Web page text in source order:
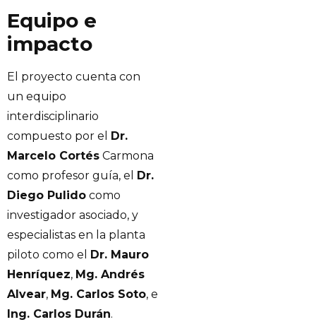
Equipo e
impacto
El proyecto cuenta con
un equipo
interdisciplinario
compuesto por el
Dr.
Marcelo Cortés Carmona
como profesor guía, el
Dr.
Diego Pulido como
investigador asociado, y
especialistas en la planta
piloto como el
Dr. Mauro
Henríquez, Mg. Andrés
Alvear, Mg. Carlos Soto, e
Ing. Carlos Durán.